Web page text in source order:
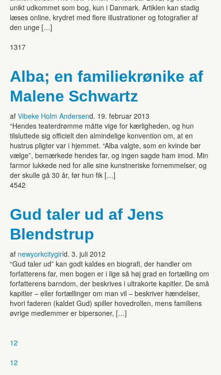
unikt udkom­met som bog, kun i Danmark. Artiklen kan stadig
læses online, krydret med flere illustrationer og fotografier af
den unge […]
1317
Alba; en familiekrønike af
Malene Schwartz
af Vibeke Holm Andersend. 19. februar 2013
“Hendes teaterdrømme måtte vige for kærligheden, og hun
tilsluttede sig officielt den almindelige konvention om, at en
hustrus pligter var i hjemmet. “Alba valgte, som en kvinde bør
vælge”, bemærkede hendes far, og ingen sagde ham imod. Min
farmor lukkede ned for alle sine kunstneriske fornemmelser, og
der skulle gå 30 år, før hun fik […]
4542
Gud taler ud af Jens
Blendstrup
af newyorkcitygirld. 3. juli 2012
“Gud taler ud” kan godt kaldes en biografi, der handler om
forfatterens far, men bogen er i lige så høj grad en fortælling om
forfatterens barndom, der beskrives i ultrakorte kapitler. De små
kapitler – eller fortællinger om man vil – beskriver hændelser,
hvori faderen (kaldet Gud) spiller hovedrollen, mens familiens
øvrige medlemmer er bipersoner, […]
12
12